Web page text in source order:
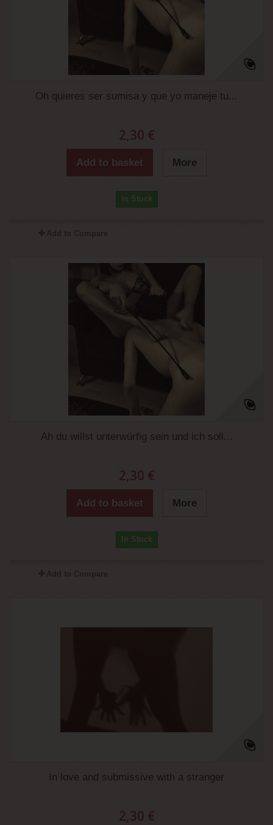
Oh quieres ser sumisa y que yo maneje tu...
2,30 €
Add to basket More
In Stock
Ah du willst unterwürfig sein und ich soll...
2,30 €
Add to basket More
In Stock
In love and submissive with a stranger
2,30 €